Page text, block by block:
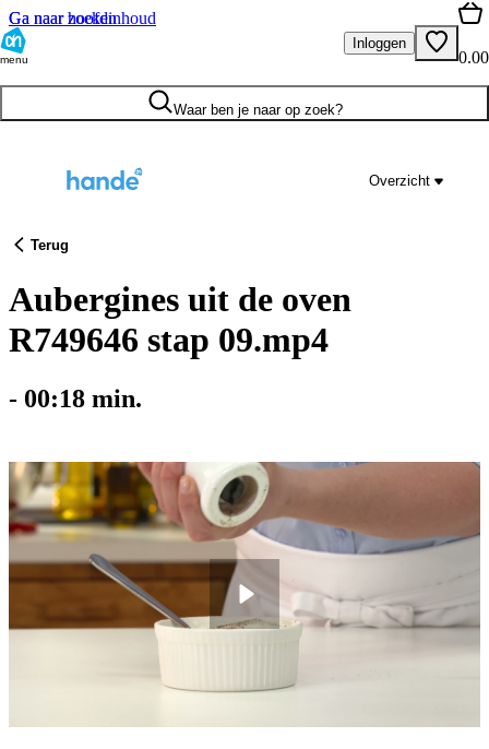
Ga naar hoofdinhoud
Ga naar zoeken
menu
Inloggen
0.00
Waar ben je naar op zoek?
Overzicht
Terug
Aubergines uit de oven
R749646 stap 09.mp4
- 00:18 min.